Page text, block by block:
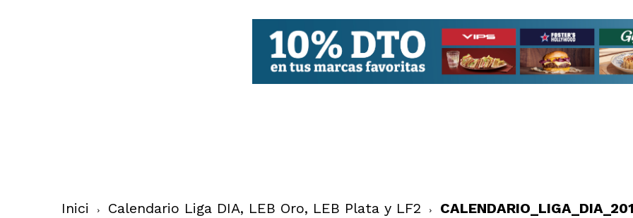
Inici Calendario Liga DIA, LEB Oro, LEB Plata y LF2